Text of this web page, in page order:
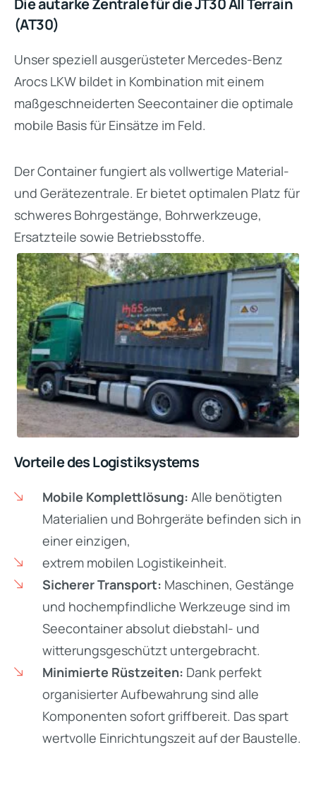
Die autarke Zentrale für die JT30 All Terrain
(AT30)
Unser speziell ausgerüsteter Mercedes-Benz
Arocs LKW bildet in Kombination mit einem
maßgeschneiderten Seecontainer die optimale
mobile Basis für Einsätze im Feld.
Der Container fungiert als vollwertige Material-
und Gerätezentrale. Er bietet optimalen Platz für
schweres Bohrgestänge, Bohrwerkzeuge,
Ersatzteile sowie Betriebsstoffe.
Vorteile des Logistiksystems
Mobile Komplettlösung: Alle benötigten
Materialien und Bohrgeräte befinden sich in
einer einzigen,
extrem mobilen Logistikeinheit.
Sicherer Transport: Maschinen, Gestänge
und hochempfindliche Werkzeuge sind im
Seecontainer absolut diebstahl- und
witterungsgeschützt untergebracht.
Minimierte Rüstzeiten: Dank perfekt
organisierter Aufbewahrung sind alle
Komponenten sofort griffbereit. Das spart
wertvolle Einrichtungszeit auf der Baustelle.